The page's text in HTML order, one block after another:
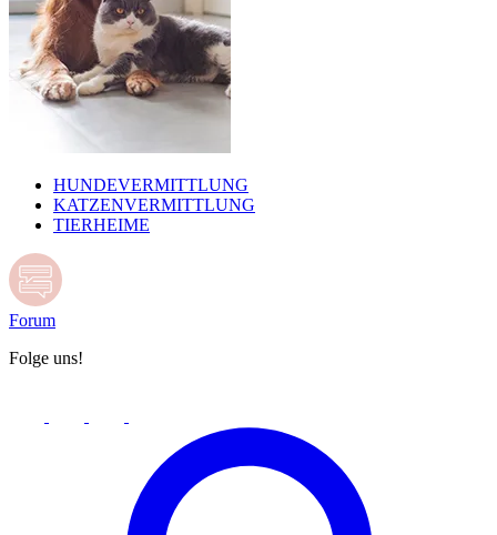
HUNDEVERMITTLUNG
KATZENVERMITTLUNG
TIERHEIME
Forum
Folge uns!